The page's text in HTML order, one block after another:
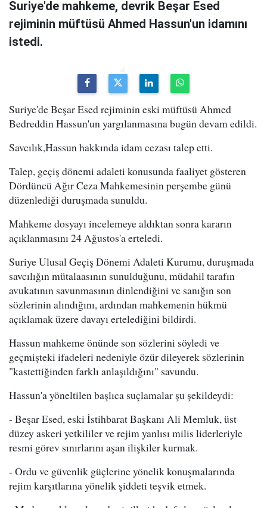
Suriye'de mahkeme, devrik Beşar Esed
rejiminin müftüsü Ahmed Hassun'un idamını
istedi.
Suriye'de Beşar Esed rejiminin eski müftüsü Ahmed
Bedreddin Hassun'un yargılanmasına bugün devam edildi.
Savcılık,Hassun hakkında idam cezası talep etti.
Talep, geçiş dönemi adaleti konusunda faaliyet gösteren
Dördüncü Ağır Ceza Mahkemesinin perşembe günü
düzenlediği duruşmada sunuldu.
Mahkeme dosyayı incelemeye aldıktan sonra kararın
açıklanmasını 24 Ağustos'a erteledi.
Suriye Ulusal Geçiş Dönemi Adaleti Kurumu, duruşmada
savcılığın mütalaasının sunulduğunu, müdahil tarafın
avukatının savunmasının dinlendiğini ve sanığın son
sözlerinin alındığını, ardından mahkemenin hükmü
açıklamak üzere davayı ertelediğini bildirdi.
Hassun mahkeme önünde son sözlerini söyledi ve
geçmişteki ifadeleri nedeniyle özür dileyerek sözlerinin
"kastettiğinden farklı anlaşıldığını" savundu.
Hassun'a yöneltilen başlıca suçlamalar şu şekildeydi:
- Beşar Esed, eski İstihbarat Başkanı Ali Memluk, üst
düzey askeri yetkililer ve rejim yanlısı milis liderleriyle
resmi görev sınırlarını aşan ilişkiler kurmak.
- Ordu ve güvenlik güçlerine yönelik konuşmalarında
rejim karşıtlarına yönelik şiddeti teşvik etmek.